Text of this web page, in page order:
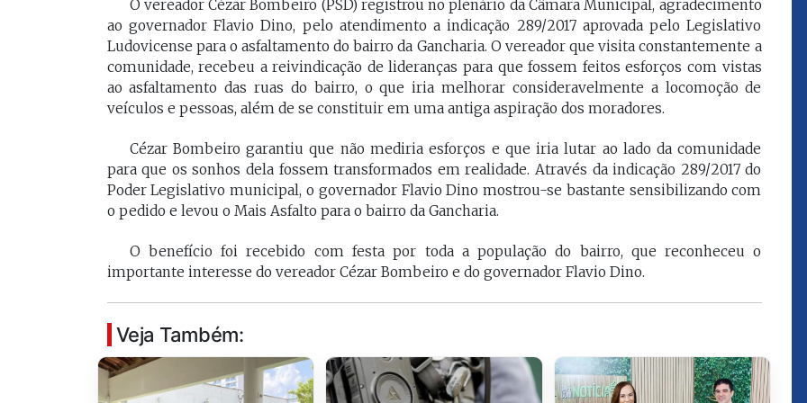
O vereador Cézar Bombeiro (PSD) registrou no plenário da Câmara Municipal, agradecimento
ao governador Flavio Dino, pelo atendimento a indicação 289/2017 aprovada pelo Legislativo
Ludovicense para o asfaltamento do bairro da Gancharia. O vereador que visita constantemente a
comunidade, recebeu a reivindicação de lideranças para que fossem feitos esforços com vistas
ao asfaltamento das ruas do bairro, o que iria melhorar consideravelmente a locomoção de
veículos e pessoas, além de se constituir em uma antiga aspiração dos moradores.
Cézar Bombeiro garantiu que não mediria esforços e que iria lutar ao lado da comunidade
para que os sonhos dela fossem transformados em realidade. Através da indicação 289/2017 do
Poder Legislativo municipal, o governador Flavio Dino mostrou-se bastante sensibilizando com
o pedido e levou o Mais Asfalto para o bairro da Gancharia.
O benefício foi recebido com festa por toda a população do bairro, que reconheceu o
importante interesse do vereador Cézar Bombeiro e do governador Flavio Dino.
Veja Também:
porque nós temos
mais convergências do
divergências, somos da
geração.
Procurador federal de
carreira e professor da
UFMA, foi presidente do
Procon/MA e atuou como
secretários da Segep,
vice-governador do
Maranhão desde 2023.
Vossa Excelência que eu estou
fora."
PAULO VELTEN
maranhense desde março
de 2007. Ocupou o cargo de
diretor da Escola Superior
da Magistratura do
Maranhão (ESMAM) no
corregedor-geral da Justiça
do Maranhão no biênio
2020/2022. Foi presidente
juízes e servidores"
FROZ SOBRINHO
Ingressou no Ministério
Público Estadual em 1992,
Justiça. Como
desembargador exerceu a
função de corregedor geral
da Justiça do Maranhão no
biênio 2024/2026.